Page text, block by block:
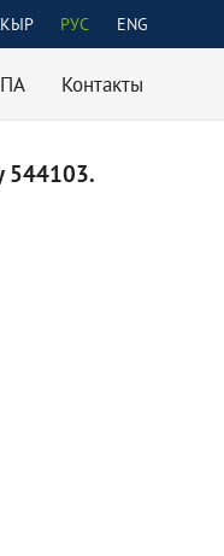
КЫР РУС ENG
Контакты
544103.